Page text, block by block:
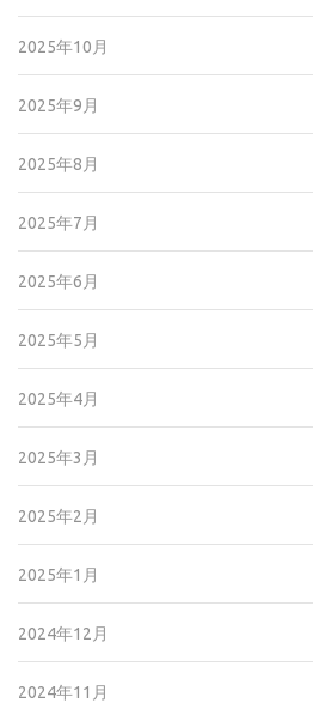
2025年10月
2025年9月
2025年8月
2025年7月
2025年6月
2025年5月
2025年4月
2025年3月
2025年2月
2025年1月
2024年12月
2024年11月